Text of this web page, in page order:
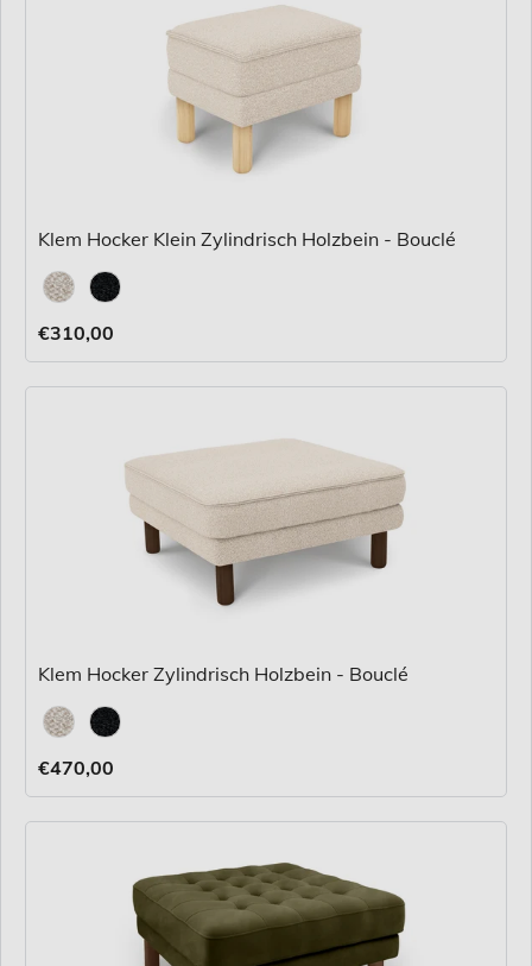
Klem Hocker Klein Zylindrisch Holzbein - Bouclé
Stoff
€310,00
Klem Hocker Zylindrisch Holzbein - Bouclé
Stoff
€470,00